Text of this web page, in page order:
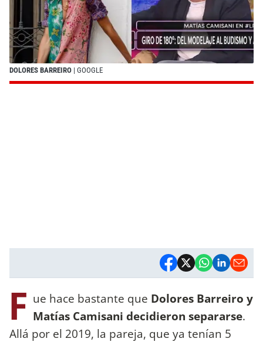
DOLORES BARREIRO | GOOGLE
F ue hace bastante que Dolores Barreiro y
Matías Camisani decidieron separarse.
Allá por el 2019, la pareja, que ya tenían 5